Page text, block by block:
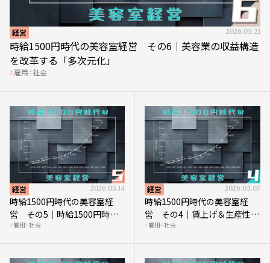
経営 2026.05.21
時給1500円時代の美容室経営 その6｜美容業の収益構造
を改革する「多次元化」
雇用 社会
経営 2026.05.14
時給1500円時代の美容室経
営 その5｜時給1500円時代
の到来は美容業の収益構造を
雇用 社会
経営 2026.05.07
時給1500円時代の美容室経
営 その4｜賃上げ＆生産性向
上につなげる賢い助成金活用
雇用 社会